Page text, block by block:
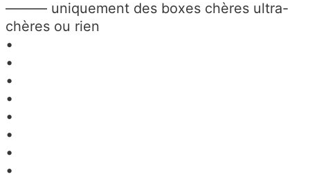
——— uniquement des boxes chères ultra-
chères ou rien
•
•
•
•
•
•
•
•